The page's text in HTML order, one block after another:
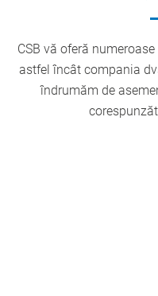
CSB vă oferă
astfel încât compania
îndrumăm de